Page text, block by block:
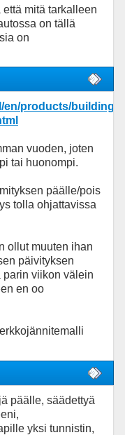
mitä tarkalleen
on tällä
on
en/products/
vuoden, joten
tai huonompi.
päälle/pois
tolla ohjattavissa
ollut muuten ihan
päivityksen
viikon välein
en oo
päälle, säädettyä
yksi tunnistin,